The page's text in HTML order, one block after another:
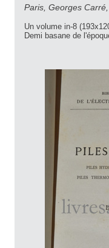
Paris, Georges
Un volume in-8
Demi basane de